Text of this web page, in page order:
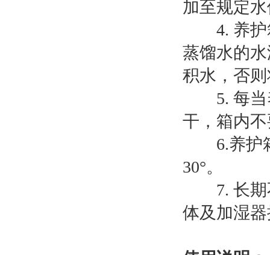
加至规定
4. 养护箱
蒸馏水的
积水，否
5. 每当养
干，箱内
6.养护箱
30°。
7. 长期不
体及加湿